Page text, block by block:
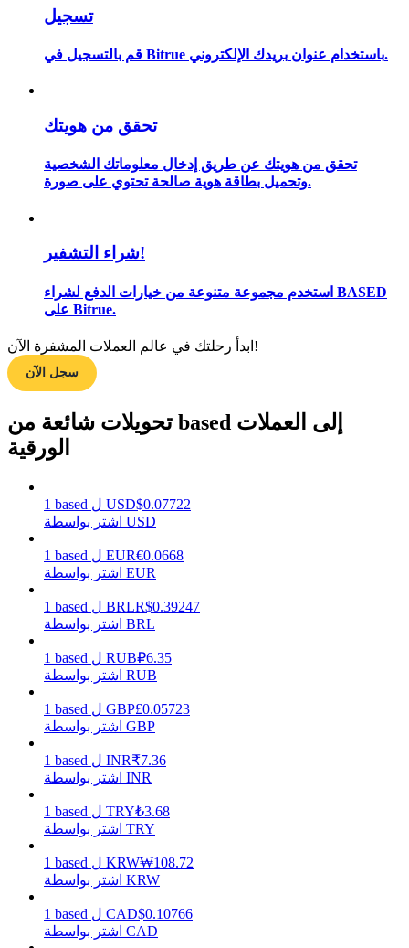
دليل المبتدئين للعقود الآجلة
تعلم كيفية البقاء مربحة
يكسب
خنزير الطاقة
احصل على مكافآت تنافسية يوميًا
التوقيع المساحي
تسجيل
قم بالتسجيل في Bitrue باستخدام عنوان بريدك الإلكتروني.
تحقق من هويتك
تحقق من هويتك عن طريق إدخال معلوماتك الشخصية
وتحميل بطاقة هوية صالحة تحتوي على صورة.
شراء التشفير!
استخدم مجموعة متنوعة من خيارات الدفع لشراء BASED
على Bitrue.
ابدأ رحلتك في عالم العملات المشفرة الآن!
سجل الآن
تحويلات شائعة من based إلى العملات
الورقية
1 based ل USD$0.07722
اشتر بواسطة USD
1 based ل EUR€0.0668
اشتر بواسطة EUR
1 based ل BRLR$0.39247
اشتر بواسطة BRL
1 based ل RUB₽6.35
اشتر بواسطة RUB
1 based ل GBP£0.05723
اشتر بواسطة GBP
1 based ل INR₹7.36
اشتر بواسطة INR
1 based ل TRY₺3.68
اشتر بواسطة TRY
1 based ل KRW₩108.72
اشتر بواسطة KRW
1 based ل CAD$0.10766
اشتر بواسطة CAD